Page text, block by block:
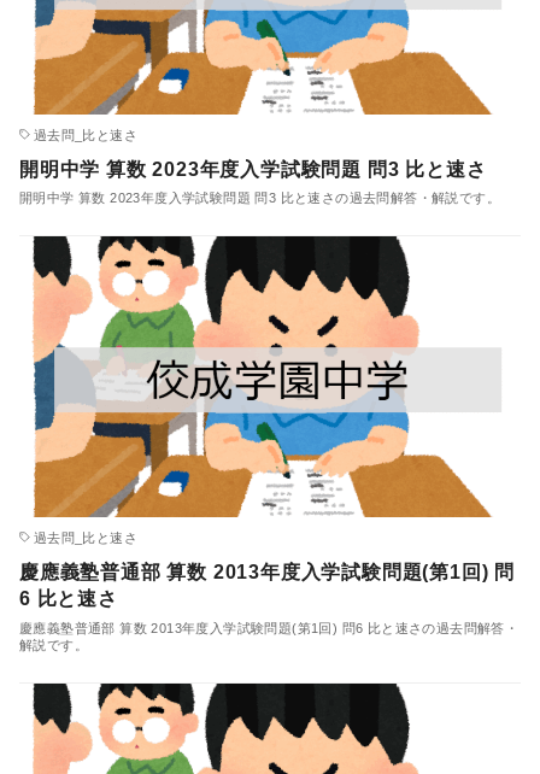
過去問_比と速さ
開明中学 算数 2023年度入学試験問題 問3 比と速さ
開明中学 算数 2023年度入学試験問題 問3 比と速さの過去問解答・解説です。
過去問_比と速さ
慶應義塾普通部 算数 2013年度入学試験問題(第1回) 問
6 比と速さ
慶應義塾普通部 算数 2013年度入学試験問題(第1回) 問6 比と速さの過去問解答・
解説です。